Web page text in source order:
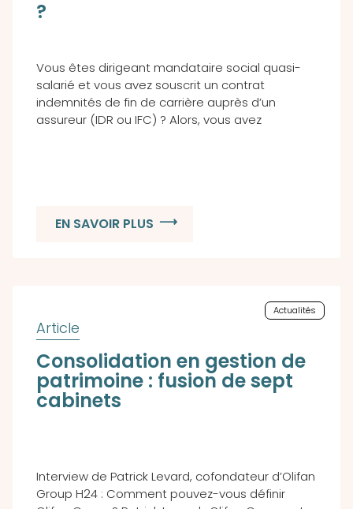
?
Vous êtes dirigeant mandataire social quasi-
salarié et vous avez souscrit un contrat
indemnités de fin de carrière auprès d’un
assureur (IDR ou IFC) ? Alors, vous avez
EN SAVOIR PLUS
Actualités
Consolidation en gestion de
patrimoine : fusion de sept
cabinets
Interview de Patrick Levard, cofondateur d’Olifan
Group H24 : Comment pouvez-vous définir